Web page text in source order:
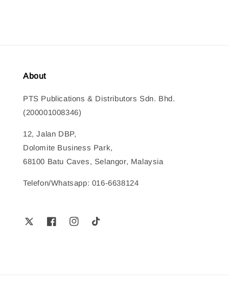
About
PTS Publications & Distributors Sdn. Bhd.
(200001008346)
12, Jalan DBP,
Dolomite Business Park,
68100 Batu Caves, Selangor, Malaysia
Telefon/Whatsapp: 016-6638124